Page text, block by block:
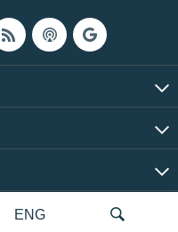
ENG ռադիոկայան © 2026